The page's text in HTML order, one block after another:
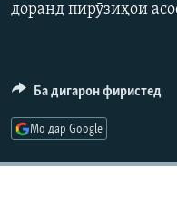
доранд пирӯзиҳои
Ба дигарон фиристед
Мо дар Google